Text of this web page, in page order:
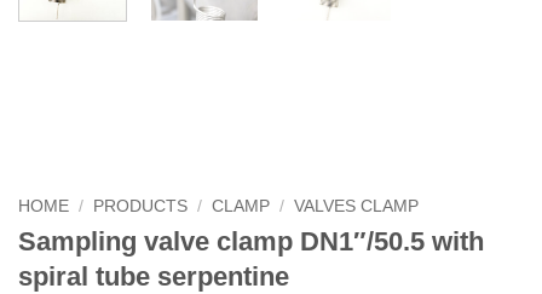
HOME / PRODUCTS / CLAMP / VALVES CLAMP
Sampling valve clamp DN1″/50.5 with
spiral tube serpentine